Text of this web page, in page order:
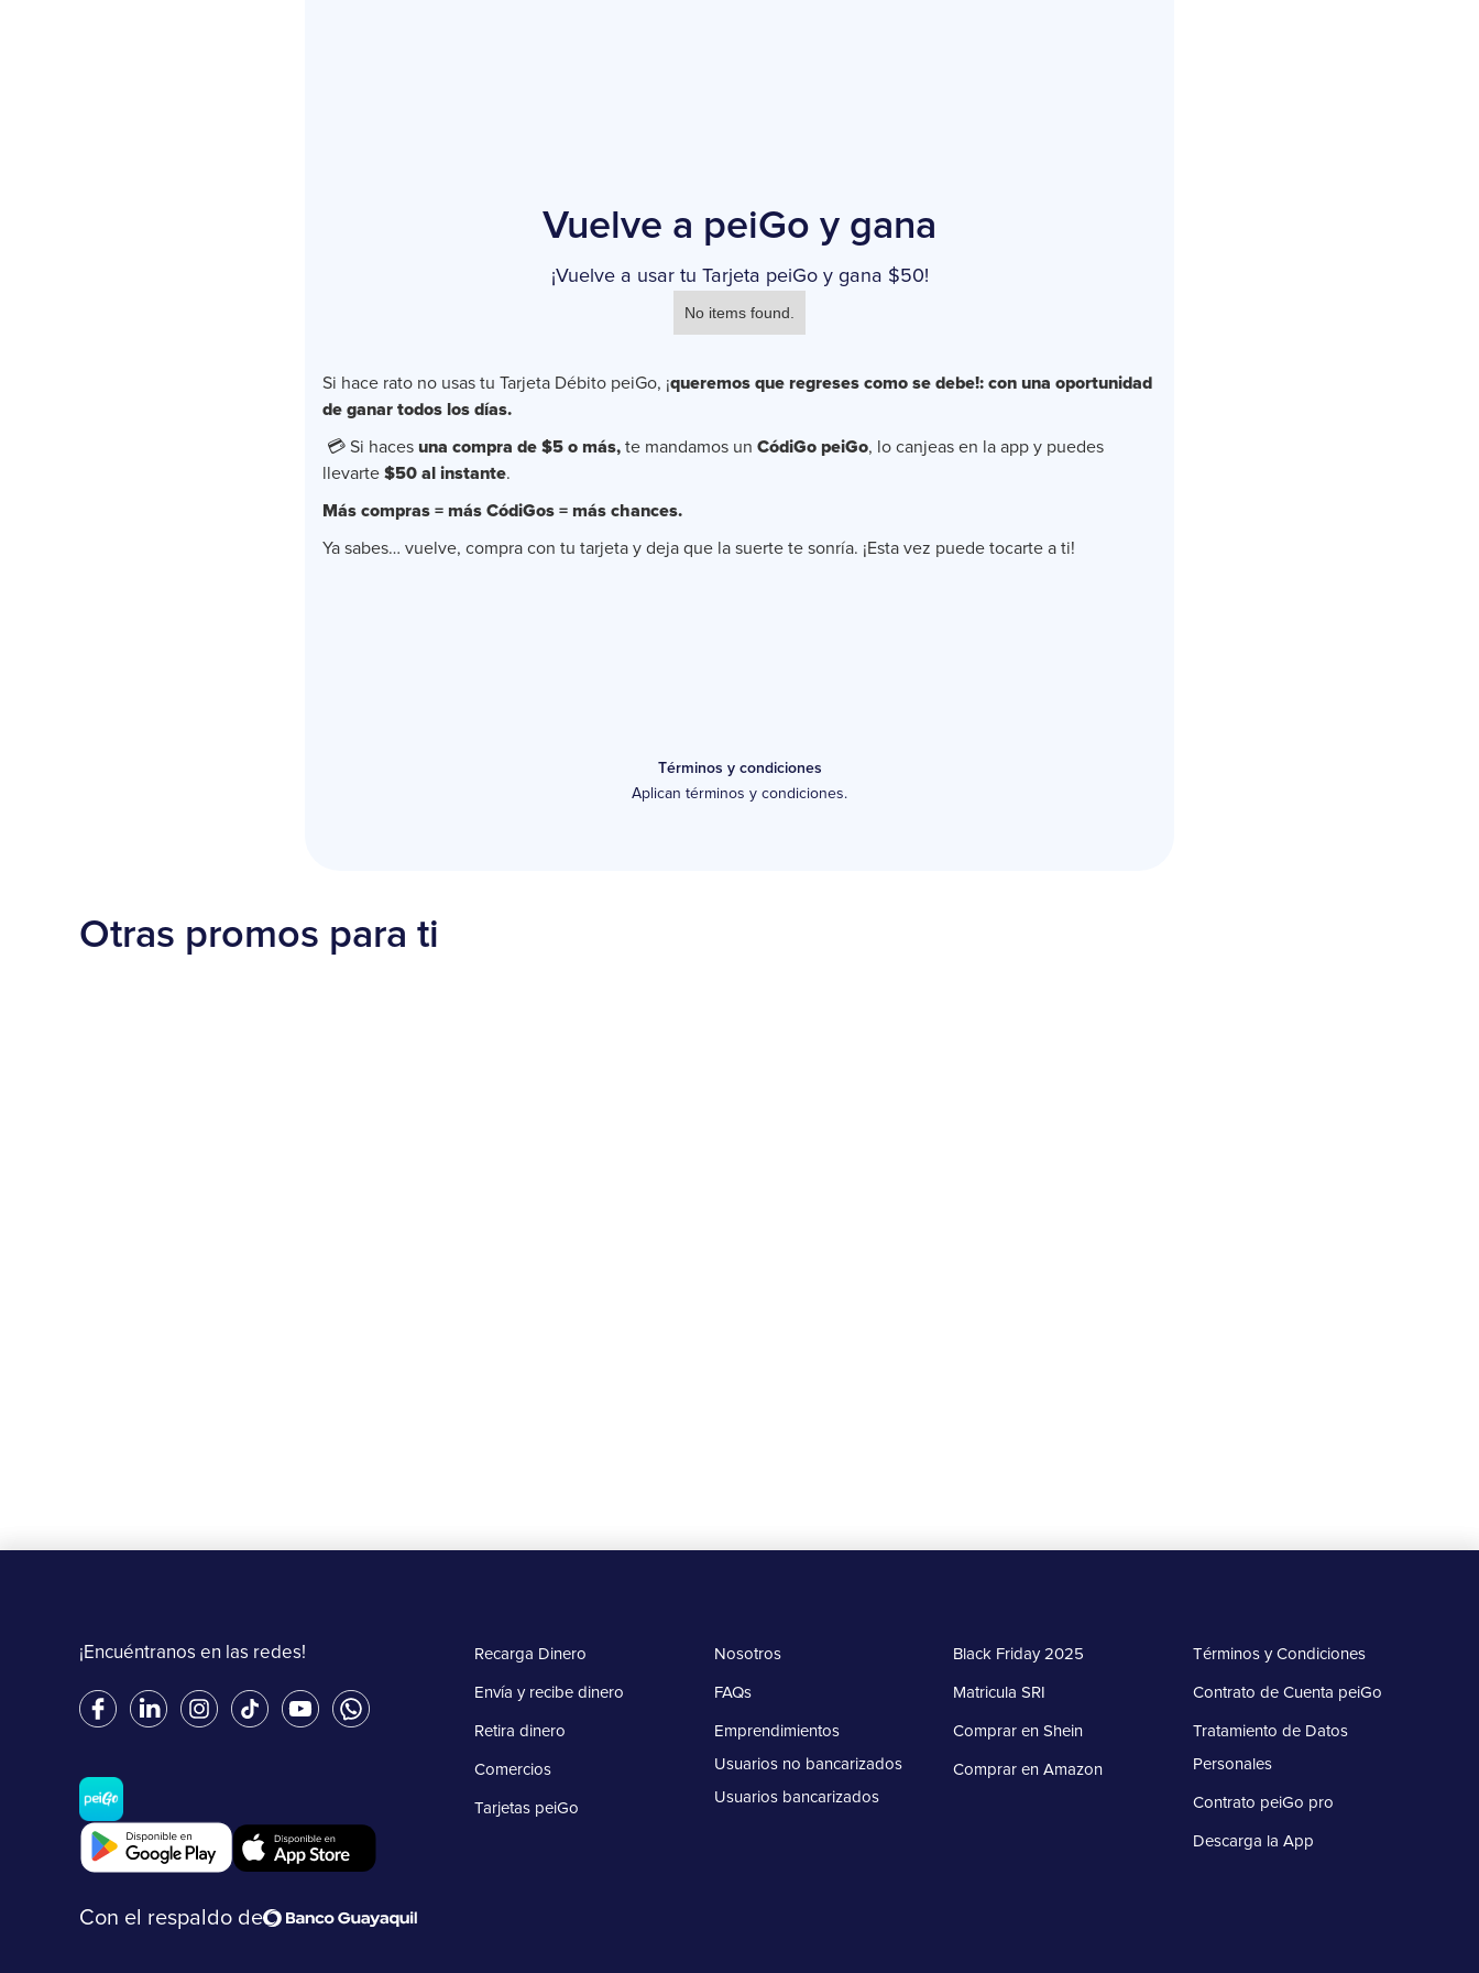
Vuelve a peiGo y gana
¡Vuelve a usar tu Tarjeta peiGo y gana $50!
No items found.
Si hace rato no usas tu Tarjeta Débito peiGo, ¡queremos que regreses como se debe!: con una oportunidad
de ganar todos los días.
💳 Si haces una compra de $5 o más, te mandamos un CódiGo peiGo, lo canjeas en la app y puedes
llevarte $50 al instante.
Más compras = más CódiGos = más chances.
Ya sabes… vuelve, compra con tu tarjeta y deja que la suerte te sonría. ¡Esta vez puede tocarte a ti!
Términos y condiciones
Aplican términos y condiciones.
Otras promos para ti
¡Encuéntranos en las redes!
Con el respaldo de
Recarga Dinero
Envía y recibe dinero
Retira dinero
Comercios
Tarjetas peiGo
Nosotros
FAQs
Emprendimientos
Usuarios no bancarizados
Usuarios bancarizados
Black Friday 2025
Matricula SRI
Comprar en Shein
Comprar en Amazon
Términos y Condiciones
Contrato de Cuenta peiGo
Tratamiento de Datos
Personales
Contrato peiGo pro
Descarga la App